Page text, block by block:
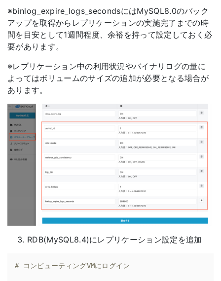
※binlog_expire_logs_secondsにはMySQL8.0のバック
アップを取得からレプリケーションの実施完了までの時
間を目安として1週間程度、余裕を持って設定しておく必
要があります。
※レプリケーション中の利用状況やバイナリログの量に
よってはボリュームのサイズの追加が必要となる場合が
あります。
RDB(MySQL8.4)にレプリケーション設定を追加
# コンピューティングVMにログイン